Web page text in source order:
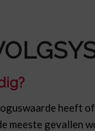
meeste gevallen